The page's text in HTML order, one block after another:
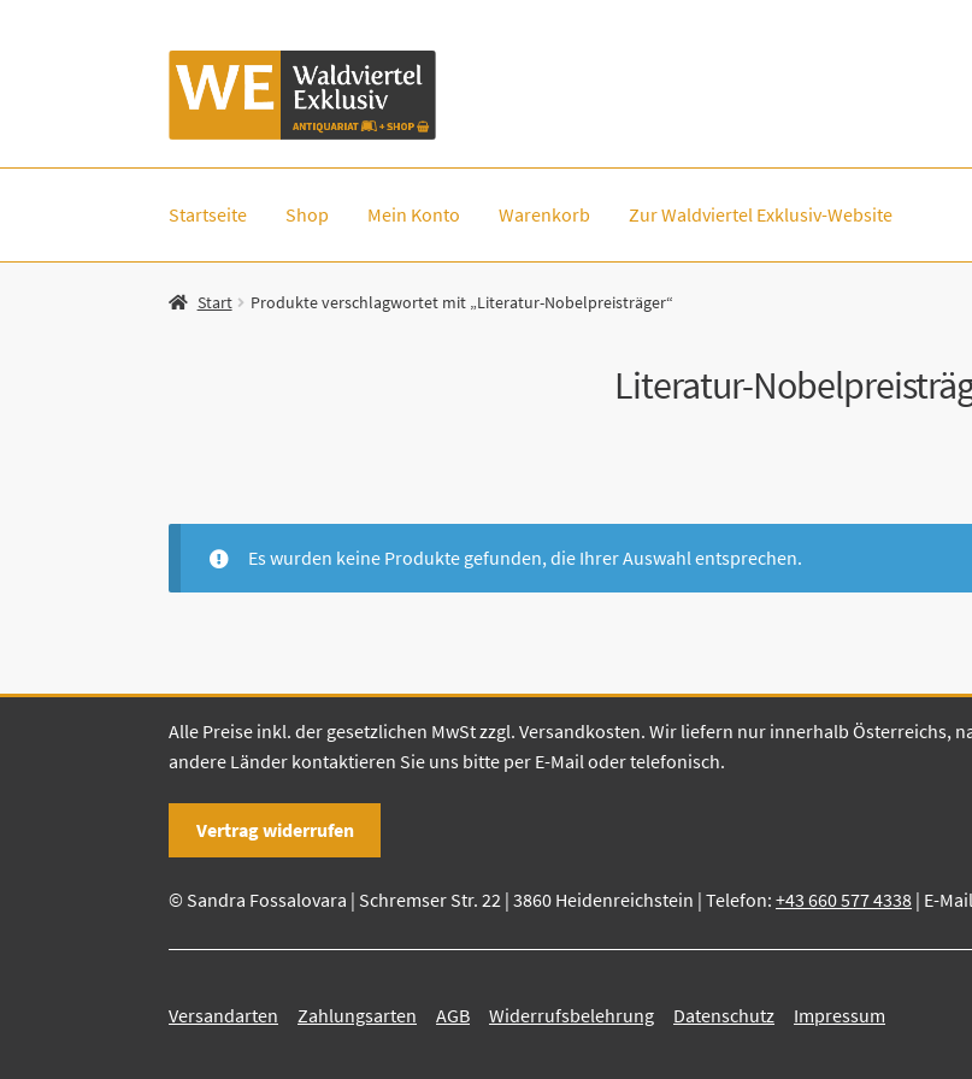
Zur
Navigation
Zum
Inhalt
Startseite Shop Mein Konto Warenkorb Zur Waldviertel Exklusiv-Website
Start Produkte verschlagwortet mit „Literatur-Nobelpreisträger“
Literatur-
Es wurden keine Produkte gefunden, die Ihrer Auswahl entsprechen.
Alle Preise inkl. der gesetzlichen MwSt zzgl. Versandkosten. Wir liefern nur innerhalb Österreichs,
andere Länder kontaktieren Sie uns bitte per E-Mail oder telefonisch.
Vertrag widerrufen
© Sandra Fossalovara | Schremser Str. 22 | 3860 Heidenreichstein | Telefon:+43 660 577 4338 | E-
Versandarten Zahlungsarten AGB Widerrufsbelehrung Datenschutz Impressum